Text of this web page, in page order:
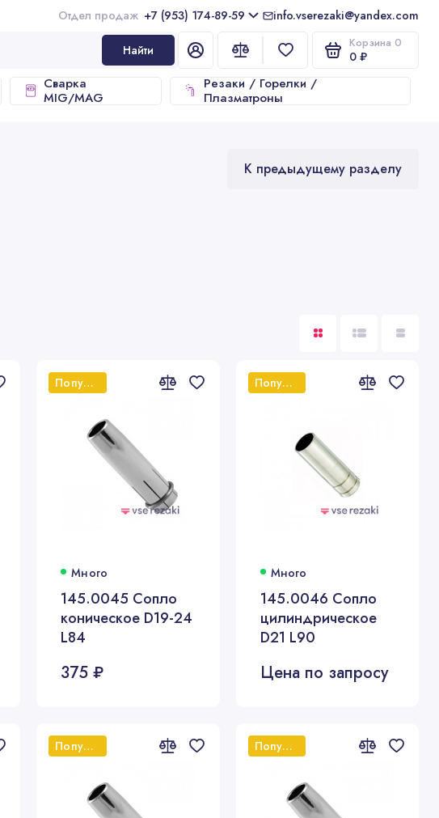
Отдел продаж +7 (953) 174-89-59 info.vserezaki@yandex.com
Найти Корзина 0
0 ₽
Сварка
MIG/MAG
Резаки / Горелки /
Плазматроны
К предыдущему разделу
Популярный
Много
145.0045 Сопло
коническое D19-24
L84
375 ₽
Популярный
Много
145.0046 Сопло
цилиндрическое
D21 L90
Цена по запросу
Популярный Популярный